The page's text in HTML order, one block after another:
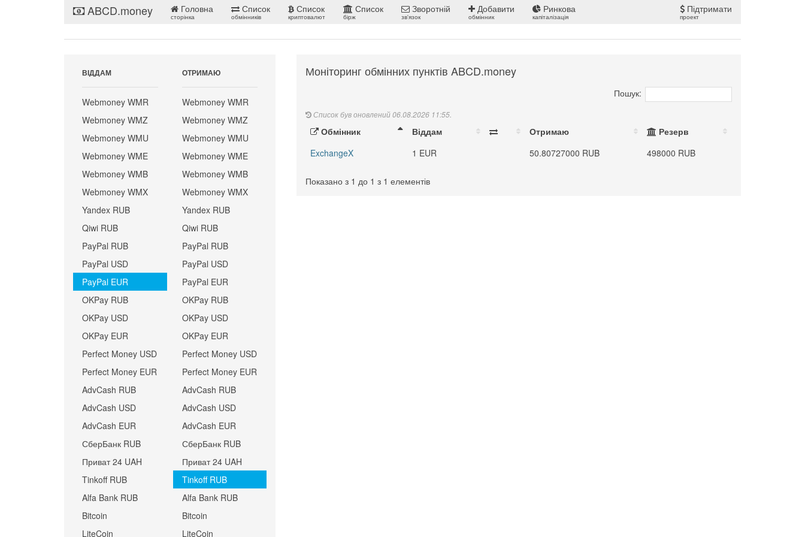
ABCD.money Головна
сторінка
Список
обмінників
Список
криптовалют
Список
бірж
Зворотній
зв'язок
Добавити
обмінник
Ринкова
капіталізація
Підтримати
проект
ВІДДАМ
Webmoney WMR
Webmoney WMZ
Webmoney WMU
Webmoney WME
Webmoney WMB
Webmoney WMX
Yandex RUB
Qiwi RUB
PayPal RUB
PayPal USD
PayPal EUR
OKPay RUB
OKPay USD
OKPay EUR
Perfect Money USD
Perfect Money EUR
AdvCash RUB
AdvCash USD
AdvCash EUR
СберБанк RUB
Приват 24 UAH
Tinkoff RUB
Alfa Bank RUB
Bitcoin
LiteCoin
ОТРИМАЮ
Webmoney WMR
Webmoney WMZ
Webmoney WMU
Webmoney WME
Webmoney WMB
Webmoney WMX
Yandex RUB
Qiwi RUB
PayPal RUB
PayPal USD
PayPal EUR
OKPay RUB
OKPay USD
OKPay EUR
Perfect Money USD
Perfect Money EUR
AdvCash RUB
AdvCash USD
AdvCash EUR
СберБанк RUB
Приват 24 UAH
Tinkoff RUB
Alfa Bank RUB
Bitcoin
LiteCoin
Моніторинг обмінних пунктів ABCD.money
Пошук:
Список був оновлений 06.08.2026 11:55.
Обмінник Віддам Отримаю
Резерв
ExchangeX
1 EUR 50.80727000 RUB 498000 RUB
Показано з 1 до 1 з 1 елементів